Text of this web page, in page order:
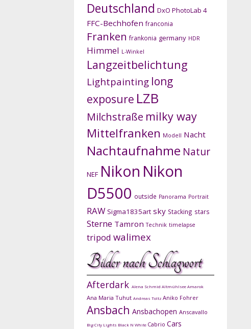
Deutschland DxO PhotoLab 4
FFC-Bechhofen franconia
Franken frankonia germany HDR
Himmel L-Winkel
Langzeitbelichtung
Lightpainting long
exposure LZB
Milchstraße milky way
Mittelfranken Modell Nacht
Nachtaufnahme Natur
NEF Nikon Nikon
D5500 outside Panorama Portrait
RAW Sigma1835art sky Stacking stars
Sterne Tamron Technik timelapse
tripod walimex
Bilder nach Schlagwort
Afterdark Alena Schmid AltmühlseeAmarok
Ana Maria Tuhut Andreas Toltz Aniko Fohrer
Ansbach Ansbachopen Anscavallo
Big City Lights Black N White Cabrio Cars